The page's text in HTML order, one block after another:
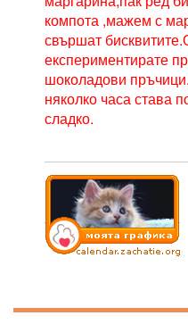
компота ,мажем с
свършат
експериментирате
шоколадови
няколко часа става
сладко.